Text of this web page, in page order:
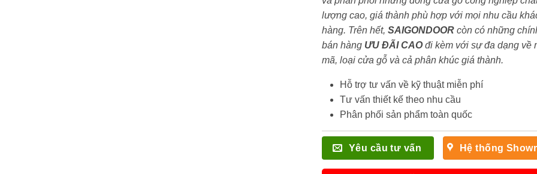
lượng cao, giá thành phù hợp với mọi nhu cầu
hàng. Trên hết, SAIGONDOORcòn có những
bán hàng ƯU ĐÃI CAOđi kèm với sự đa dạng về
mã, loại cửa gỗ và cả phân khúc giá thành.
Hỗ trợ tư vấn về kỹ thuật miễn phí
Tư vấn thiết kế theo nhu cầu
Phân phối sản phẩm toàn quốc
Yêu cầu tư vấn Hệ thống